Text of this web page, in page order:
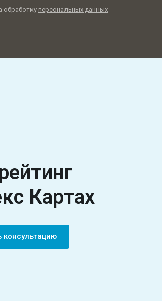
обработку персональных данных
Картах
Заказать консультацию